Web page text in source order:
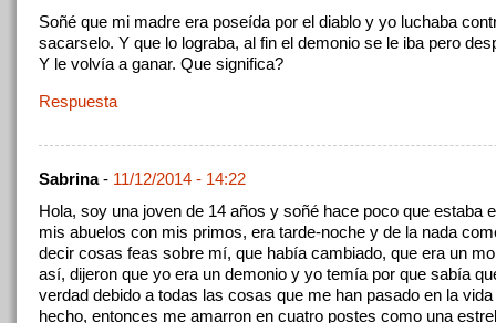
Soñé que mi madre era poseída por el diablo y yo luchaba
sacarselo. Y que lo lograba, al fin el demonio se le iba pero
Y le volvía a ganar. Que significa?
Respuesta
Sabrina- 11/12/2014 - 14:22
Hola, soy una joven de 14 años y soñé hace poco que estaba
mis abuelos con mis primos, era tarde-noche y de la nada
decir cosas feas sobre mí, que había cambiado, que era un
así, dijeron que yo era un demonio y yo temía por que sabía
verdad debido a todas las cosas que me han pasado en la
hecho, entonces me amarron en cuatro postes como una